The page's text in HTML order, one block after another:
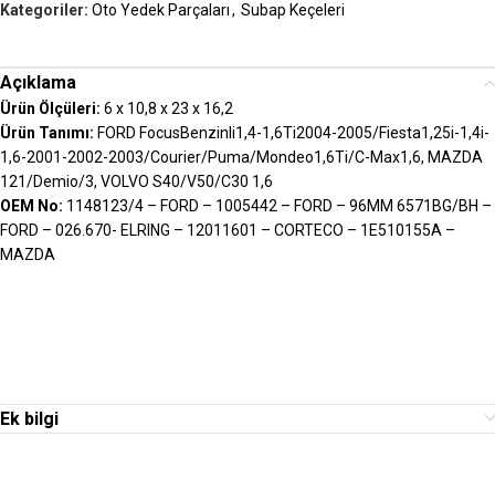
Kategoriler: Oto Yedek Parçaları, Subap Keçeleri
Açıklama
Ürün Ölçüleri: 6 x 10,8 x 23 x 16,2
Ürün Tanımı: FORD FocusBenzinli1,4-1,6Ti2004-2005/Fiesta1,25i-1,4i-
1,6-2001-2002-2003/Courier/Puma/Mondeo1,6Ti/C-Max1,6, MAZDA
121/Demio/3, VOLVO S40/V50/C30 1,6
OEM No: 1148123/4 – FORD – 1005442 – FORD – 96MM 6571BG/BH –
FORD – 026.670- ELRING – 12011601 – CORTECO – 1E510155A –
MAZDA
Ek bilgi